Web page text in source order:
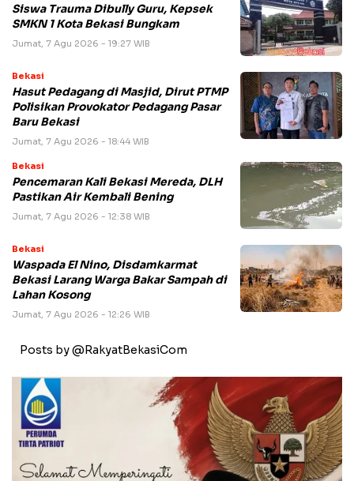
Siswa Trauma Dibully Guru, Kepsek
SMKN 1 Kota Bekasi Bungkam
Jumat, 7 Agu 2026 - 19:27 WIB
Bekasi
Hasut Pedagang di Masjid, Dirut PTMP
Polisikan Provokator Pedagang Pasar
Baru Bekasi
Jumat, 7 Agu 2026 - 18:44 WIB
Bekasi
Pencemaran Kali Bekasi Mereda, DLH
Pastikan Air Kembali Bening
Jumat, 7 Agu 2026 - 12:38 WIB
Bekasi
Waspada El Nino, Disdamkarmat
Bekasi Larang Warga Bakar Sampah di
Lahan Kosong
Jumat, 7 Agu 2026 - 12:26 WIB
Posts by @RakyatBekasiCom